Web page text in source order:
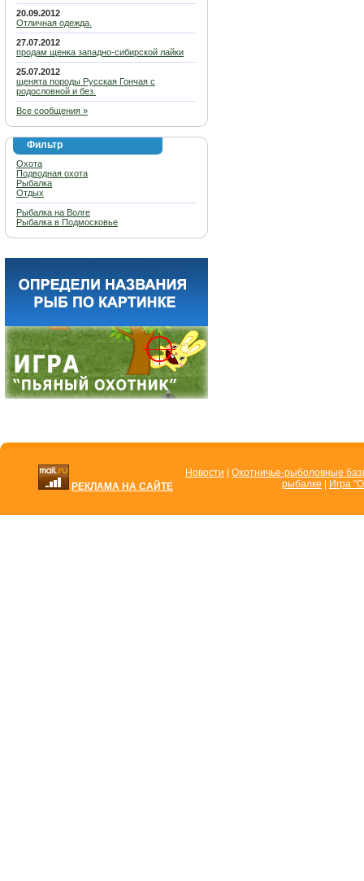
20.09.2012
Отличная одежда.
27.07.2012
продам щенка западно-сибирской лайки
25.07.2012
щенята породы Русская Гончая с
родословной и без.
Все сообщения »
Фильтр
Охота
Подводная охота
Рыбалка
Отдых
Рыбалка на Волге
Рыбалка в Подмосковье
РЕКЛАМА НА САЙТЕ
Новости
Охотничье-рыболовные
рыбалке
Игра